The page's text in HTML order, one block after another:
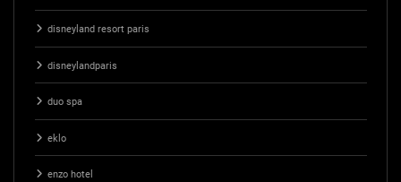
disneyland resort paris
disneylandparis
duo spa
eklo
enzo hotel